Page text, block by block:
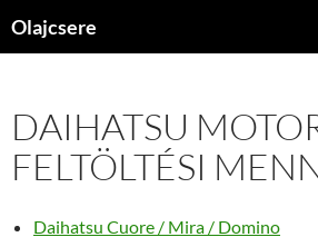
Olajcsere
DAIHATSU
FELTÖLTÉSI
Daihatsu Cuore / Mira / Domino